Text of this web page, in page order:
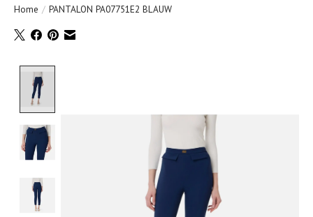
Home / PANTALON PA07751E2 BLAUW